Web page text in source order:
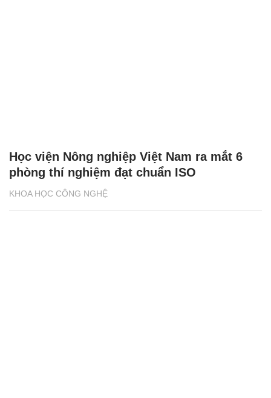
KHOA HỌC CÔNG NGHỆ
Học viện Nông nghiệp Việt Nam ra mắt 6
phòng thí nghiệm đạt chuẩn ISO